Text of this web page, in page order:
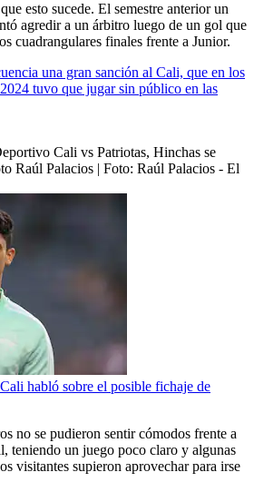
esto sucede. El semestre anterior un
agredir a un árbitro luego de un gol que
cuadrangulares finales frente a Junior.
una gran sanción al Cali, que en los
tuvo que jugar sin público en las
Cali vs Patriotas, Hinchas se
Raúl Palacios | Foto: Raúl Palacios - El
habló sobre el posible fichaje de
no se pudieron sentir cómodos frente a
teniendo un juego poco claro y algunas
visitantes supieron aprovechar para irse